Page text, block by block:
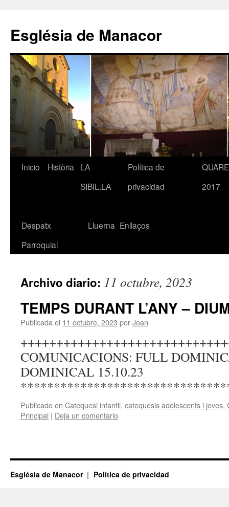
contenido
Església de Manacor
Inicio Història
LA
SIBIL.LA
Política de
privacidad
2017
Despatx
Parroquial
Lluerna Enllaços
Archivo diario: 11 octubre, 2023
TEMPS DURANT L’ANY –
Publicada el 11 octubre, 2023 porJoan
COMUNICACIONS: FULL
DOMINICAL 15.10.23
Publicado en Catequesi infantil, catequesis adolescents i joves,
Principal | Deja un comentario
Església de Manacor Política de privacidad